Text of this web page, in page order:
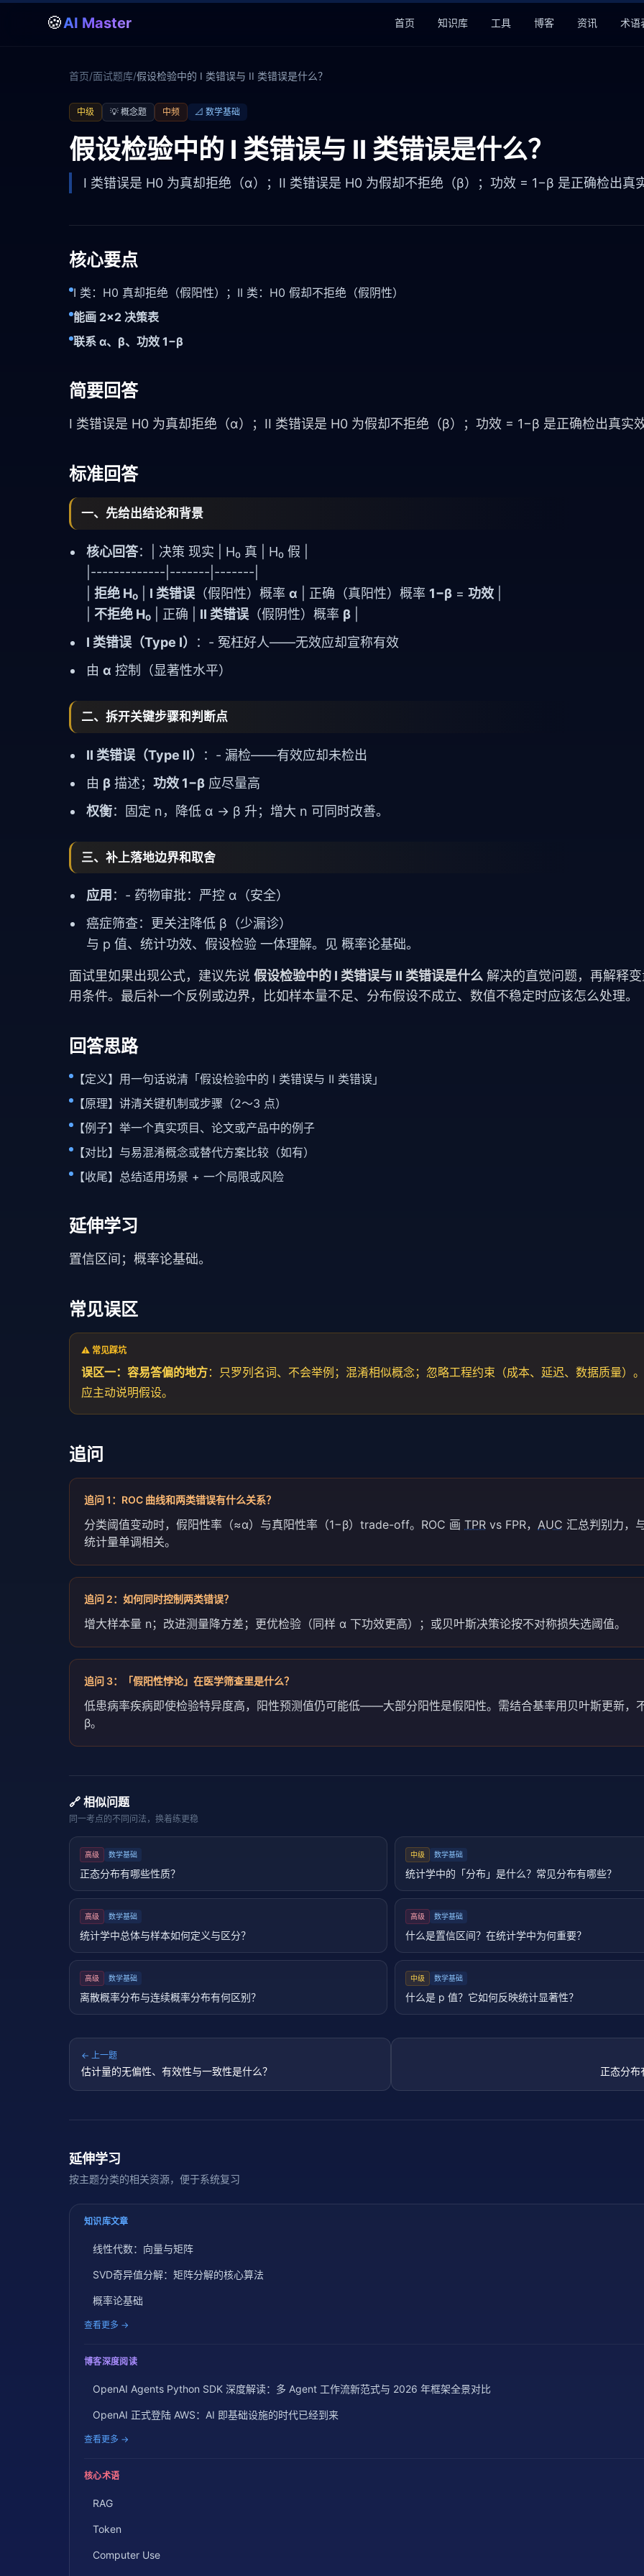
🍪AI Master 首页 知识库 工具 博客 资讯 术语
首页/面试题库/假设检验中的 I 类错误与 II 类错误是什么？
中级 💡 概念题 中频 📐 数学基础
假设检验中的 I 类错误与 II 类错误是什么？
I 类错误是 H0 为真却拒绝（α）；II 类错误是 H0 为假却不拒绝（β）；功效 = 1−β 是正确检出真
核心要点
I 类：H0 真却拒绝（假阳性）；II 类：H0 假却不拒绝（假阴性）
能画 2×2 决策表
联系 α、β、功效 1−β
简要回答
I 类错误是 H0 为真却拒绝（α）；II 类错误是 H0 为假却不拒绝（β）；功效 = 1−β 是正确检出真实效
标准回答
一、先给出结论和背景
核心回答：| 决策 现实 | H₀ 真 | H₀ 假 |
|-------------|-------|-------|
拒绝 H₀ I 类错误 （假阳性）概率 α | 正确（真阳性）概率 1−β = 功效
不拒绝 H₀ | 正确 | II 类错误 （假阴性）概率 β
I 类错误（Type I）
：- 冤枉好人——无效应却宣称有效
由 α 控制（显著性水平）
二、拆开关键步骤和判断点
II 类错误（Type II）
：- 漏检——有效应却未检出
由 β 描述； 功效 1−β 应尽量高
权衡：固定 n，降低 α → β 升；增大 n 可同时改善。
三、补上落地边界和取舍
应用 ：- 药物审批：严控 α（安全）
癌症筛查：更关注降低 β（少漏诊）
与 p 值、 统计功效、 假设检验 一体理解。见 概率论基础。
面试里如果出现公式，建议先说 假设检验中的 I 类错误与 II 类错误是什么 解决的直觉问题，再解释
用条件。最后补一个反例或边界，比如样本量不足、分布假设不成立、数值不稳定时应该怎么处理。
回答思路
【定义】用一句话说清「假设检验中的 I 类错误与 II 类错误」
【原理】讲清关键机制或步骤（2～3 点）
【例子】举一个真实项目、论文或产品中的例子
【对比】与易混淆概念或替代方案比较（如有）
【收尾】总结适用场景 + 一个局限或风险
延伸学习
置信区间 ； 概率论基础。
常见误区
⚠️ 常见踩坑
误区一：容易答偏的地方：只罗列名词、不会举例；混淆相似概念；忽略工程约束（成本、 延迟、数据质量）
应主动说明假设。
追问
追问1 ： ROC 曲线和两类错误有什么关系？
分类阈值变动时，假阳性率（≈α）与真阳性率（1−β）trade-off。ROC 画 TPR vs FPR， AUC 汇总判别力，
统计量单调相关。
追问 2： 如何同时控制两类错误？
增大样本量 n；改进测量降方差；更优检验（同样 α 下功效更高）；或贝叶斯决策论按不对称损失选阈值。
追问 3： 「假阳性悖论」在医学筛查里是什么？
低患病率疾病即使检验特异度高，阳性预测值仍可能低——大部分阳性是假阳性。需结合基率用贝叶斯更新，
β。
🔗 相似问题
同一考点的不同问法，换着练更稳
高级 数学基础
正态分布有哪些性质？
中级 数学基础
统计学中的「分布」是什么？常见分布有哪些？
高级 数学基础
统计学中总体与样本如何定义与区分？
高级 数学基础
什么是置信区间？在统计学中为何重要？
高级 数学基础
离散概率分布与连续概率分布有何区别？
中级 数学基础
什么是 p 值？它如何反映统计显著性？
← 上一题
估计量的无偏性、有效性与一致性是什么？ 正态分布
延伸学习
按主题分类的相关资源，便于系统复习
知识库文章
线性代数：向量与矩阵
SVD奇异值分解：矩阵分解的核心算法
概率论基础
查看更多 →
博客深度阅读
OpenAI Agents Python SDK 深度解读：多 Agent 工作流新范式与 2026 年框架全景对比
OpenAI 正式登陆 AWS：AI 即基础设施的时代已经到来
查看更多 →
核心术语
RAG
Token
Computer Use